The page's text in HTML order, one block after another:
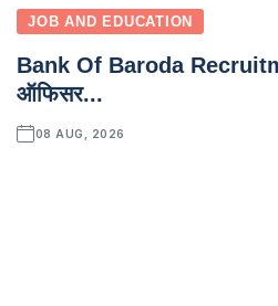
JOB AND EDUCATION
Bank Of Baroda
ऑफिसर...
08 AUG, 2026